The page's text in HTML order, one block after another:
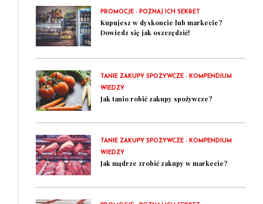
PROMOCJE - POZNAJ ICH SEKRET
Kupujesz w dyskoncie lub markecie?
Dowiedz się jak oszczędzić!
TANIE ZAKUPY SPOŻYWCZE - KOMPENDIUM
WIEDZY
Jak tanio robić zakupy spożywcze?
TANIE ZAKUPY SPOŻYWCZE - KOMPENDIUM
WIEDZY
Jak mądrze zrobić zakupy w markecie?